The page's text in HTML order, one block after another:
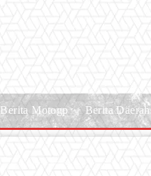
Berita Motogp Berita Daerah